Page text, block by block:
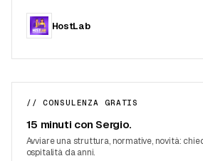
vieta gli affitti brevi ai privati ma
HostLab
// CONSULENZA GRATIS
15 minuti con Sergio.
Avviare una struttura, normative, novità:
ospitalità da anni.